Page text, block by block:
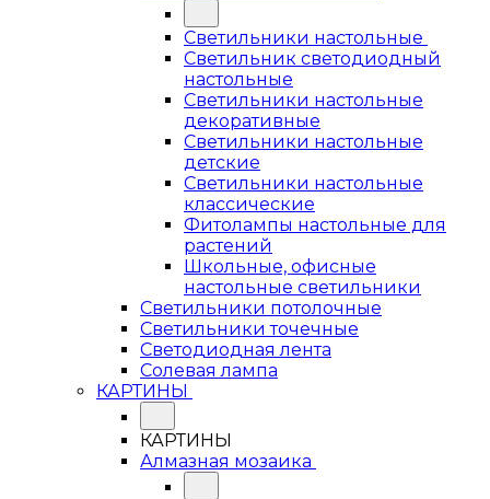
Светильники настольные
Светильник светодиодный
настольные
Светильники настольные
декоративные
Светильники настольные
детские
Светильники настольные
классические
Фитолампы настольные для
растений
Школьные, офисные
настольные светильники
Светильники потолочные
Светильники точечные
Светодиодная лента
Солевая лампа
КАРТИНЫ
КАРТИНЫ
Алмазная мозаика